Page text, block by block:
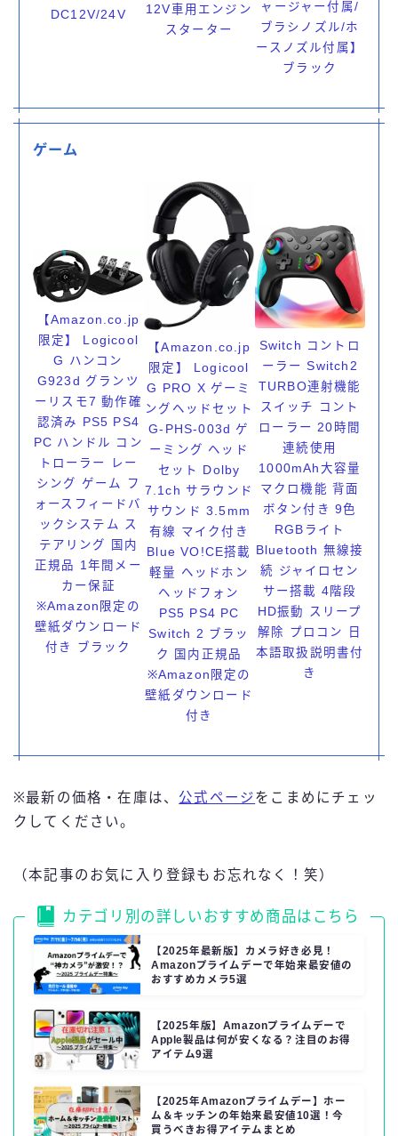
DC12V/24V
12V車用エンジン
スターター
ャージャー付属/
ブラシノズル/ホ
ースノズル付属】
ブラック
ゲーム
【Amazon.co.jp
限定】 Logicool
G ハンコン
G923d グランツ
ーリスモ7 動作確
認済み PS5 PS4
PC ハンドル コン
トローラー レー
シング ゲーム フ
ォースフィードバ
ックシステム ス
テアリング 国内
正規品 1年間メー
カー保証
※Amazon限定の
壁紙ダウンロード
付き ブラック
【Amazon.co.jp
限定】 Logicool
G PRO X ゲーミ
ングヘッドセット
G-PHS-003d ゲ
ーミング ヘッド
セット Dolby
7.1ch サラウンド
サウンド 3.5mm
有線 マイク付き
Blue VO!CE搭載
軽量 ヘッドホン
ヘッドフォン
PS5 PS4 PC
Switch 2 ブラッ
ク 国内正規品
※Amazon限定の
壁紙ダウンロード
付き
Switch コントロ
ーラー Switch2
TURBO連射機能
スイッチ コント
ローラー 20時間
連続使用
1000mAh大容量
マクロ機能 背面
ボタン付き 9色
RGBライト
Bluetooth 無線接
続 ジャイロセン
サー搭載 4階段
HD振動 スリープ
解除 プロコン 日
本語取扱説明書付
き
※最新の価格・在庫は、 公式ページをこまめにチェッ
クしてください。
（本記事のお気に入り登録もお忘れなく！笑）
カテゴリ別の詳しいおすすめ商品はこちら
【2025年最新版】カメラ好き必見！
Amazonプライムデーで年始来最安値の
おすすめカメラ5選
【2025年版】Amazonプライムデーで
Apple製品は何が安くなる？注目のお得
アイテム9選
【2025年Amazonプライムデー】ホー
ム＆キッチンの年始来最安値10選！今
買うべきお得アイテムまとめ